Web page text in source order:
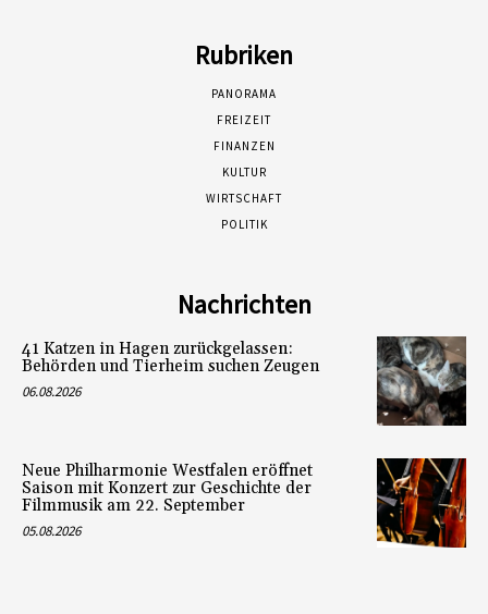
Rubriken
PANORAMA
FREIZEIT
FINANZEN
KULTUR
WIRTSCHAFT
POLITIK
Nachrichten
41 Katzen in Hagen zurückgelassen:
Behörden und Tierheim suchen Zeugen
06.08.2026
Neue Philharmonie Westfalen eröffnet
Saison mit Konzert zur Geschichte der
Filmmusik am 22. September
05.08.2026